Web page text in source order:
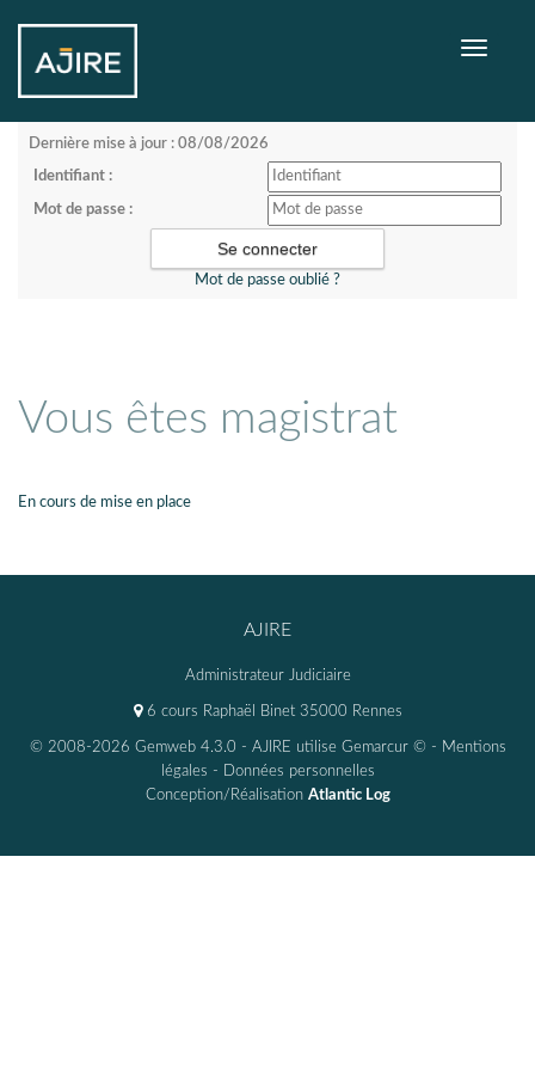
Toggle
Dernière mise à jour : 08/08/2026
Identifiant :
Mot de passe :
Mot de passe oublié ?
Vous êtes magistrat
En cours de mise en place
AJIRE
Administrateur Judiciaire
6 cours Raphaël Binet 35000 Rennes
© 2008-2026 Gemweb 4.3.0 - AJIRE utilise Gemarcur © - Mentions
légales - Données personnelles
Conception/Réalisation Atlantic Log